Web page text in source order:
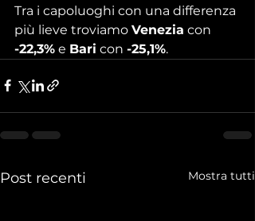
Tra i capoluoghi con una differenza
più lieve troviamo Venezia con
-22,3% e Bari con -25,1%.
Post recenti Mostra tutti